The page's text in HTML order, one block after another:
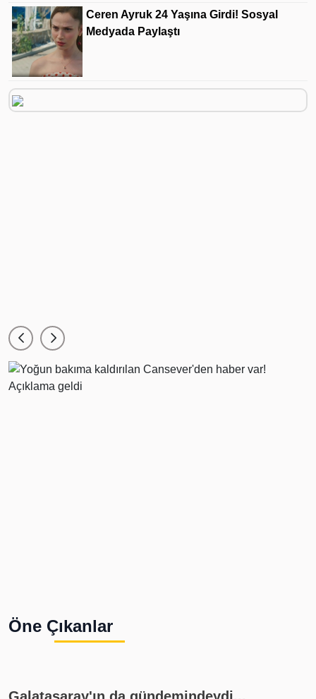
Ceren Ayruk 24 Yaşına Girdi! Sosyal
Medyada Paylaştı
Öne Çıkanlar